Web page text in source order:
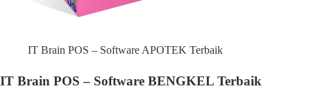
IT Brain POS – Software APOTEK Terbaik
IT Brain POS – Software BENGKEL Terbaik